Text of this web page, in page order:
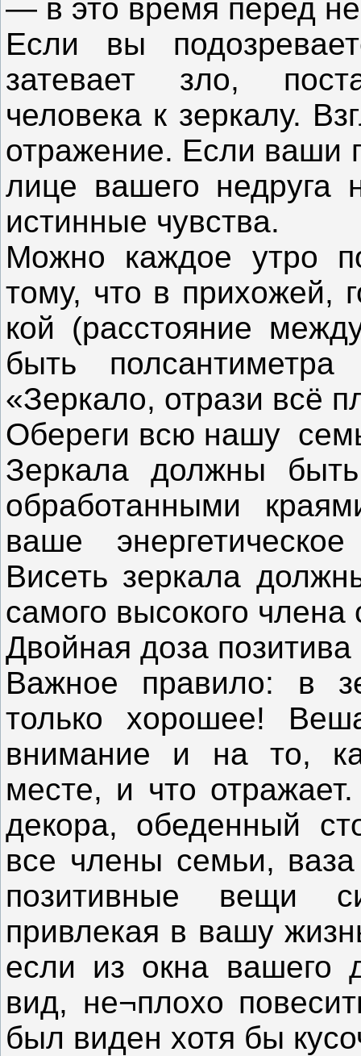
— в это время перед
Если вы
затевает зло,
человека к зеркалу.
отражение. Если ваши
лице вашего недруга
истинные чувства.
Можно каждое утро
тому, что в прихожей,
кой (расстояние
быть
«Зеркало, отрази всё
Обереги всю нашу
Зеркала должны
обработанными
ваше
Висеть зеркала
самого высокого члена
Двойная доза позитива
Важное правило: в
только хорошее!
внимание и на то,
месте, и что
декора, обеденный
все члены семьи,
позитивные вещи
привлекая в вашу
если из окна вашего
вид, не¬плохо
был виден хотя бы